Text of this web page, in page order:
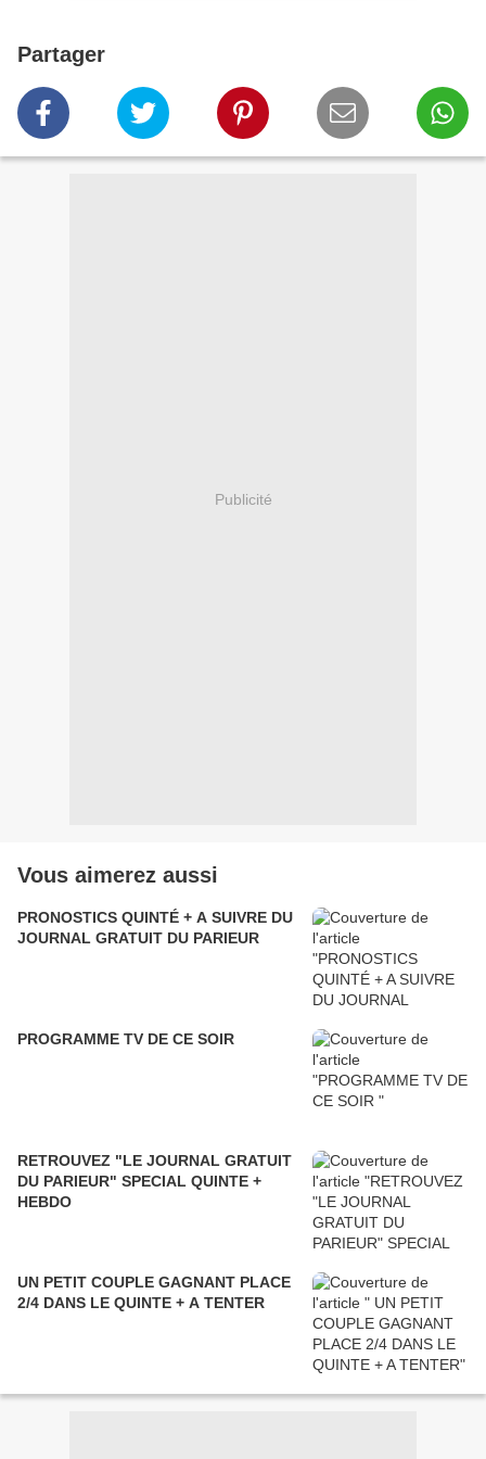
Partager
Publicité
Vous aimerez aussi
PRONOSTICS QUINTÉ + A SUIVRE DU
JOURNAL GRATUIT DU PARIEUR
PROGRAMME TV DE CE SOIR
RETROUVEZ "LE JOURNAL GRATUIT
DU PARIEUR" SPECIAL QUINTE +
HEBDO
UN PETIT COUPLE GAGNANT PLACE
2/4 DANS LE QUINTE + A TENTER